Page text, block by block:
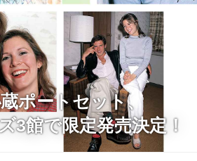
ポートセット、
3館で限定発売決定！